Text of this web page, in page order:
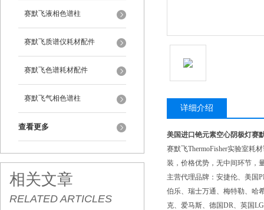
赛默飞液相色谱柱
赛默飞质谱仪耗材配件
赛默飞色谱耗材配件
赛默飞气相色谱柱
查看更多
相关文章
RELATED ARTICLES
详细介绍
美国进口铯元素空心阴极灯赛
赛默飞ThermoFisher实验室耗
装，价格优势，无中间环节，
主营代理品牌：安捷伦、美国
伯乐、瑞士万通、梅特勒、哈
克、爱马斯、德国DR、英国